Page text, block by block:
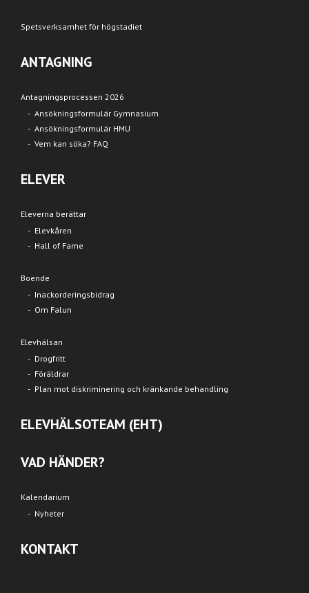
Spetsverksamhet för högstadiet
ANTAGNING
Antagningsprocessen 2026
Ansökningsformulär Gymnasium
Ansökningsformulär HMU
Vem kan söka? FAQ
ELEVER
Eleverna berättar
Elevkåren
Hall of Fame
Boende
Inackorderingsbidrag
Om Falun
Elevhälsan
Drogfritt
Föräldrar
Plan mot diskriminering och kränkande behandling
ELEVHÄLSOTEAM (EHT)
VAD HÄNDER?
Kalendarium
Nyheter
KONTAKT